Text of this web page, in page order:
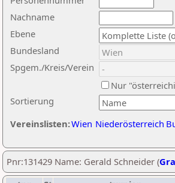
Nachname
Ebene
Sortierung
Bundesland
Spgem./Kreis/Verein
Nur
Vereinslisten:Wien Niederösterreich
Pnr:131429 Name: Gerald Schneider (